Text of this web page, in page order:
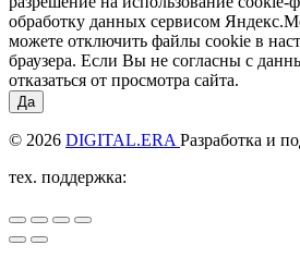
обработку данных сервисом
можете отключить файлы cookie в
браузера. Если Вы не согласны с
отказаться от просмотра сайта.
Да
© 2026 DIGITAL.ERA Разработка и
тех. поддержка: